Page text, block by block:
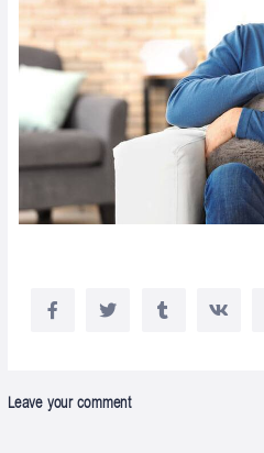
Leave your comment